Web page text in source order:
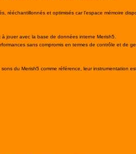
rééchantillonnés et optimisés car l’espace mémoire
jouer avec la base de données interne Merish5.
sans compromis en termes de contrôle et de
sons du Merish5 comme référence, leur instrumentation